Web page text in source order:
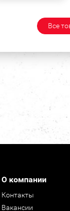
Все
О компании
Контакты
Вакансии